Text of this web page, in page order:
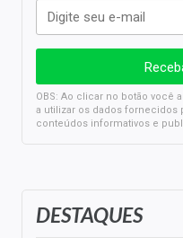
DESTAQUES
OBS: Ao clicar no botão você
a utilizar os dados fornecidos
conteúdos informativos e